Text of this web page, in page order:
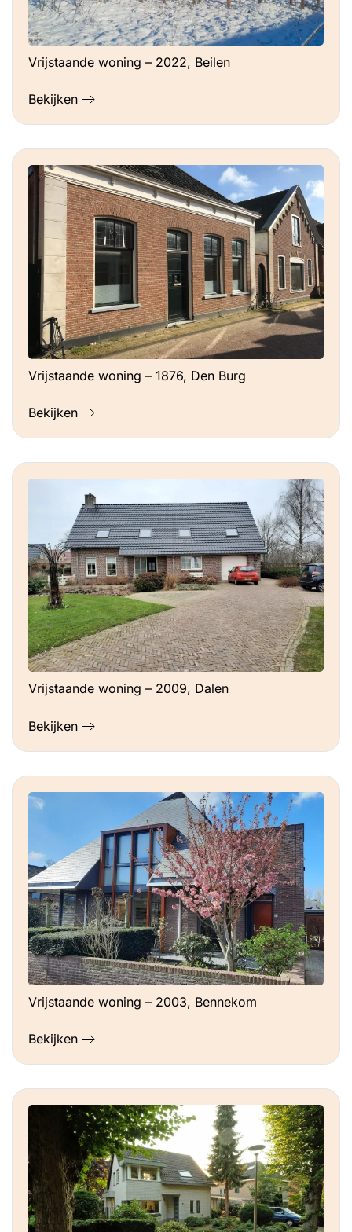
Vrijstaande woning – 2022, Beilen
Bekijken
Vrijstaande woning – 1876, Den Burg
Bekijken
Vrijstaande woning – 2009, Dalen
Bekijken
Vrijstaande woning – 2003, Bennekom
Bekijken